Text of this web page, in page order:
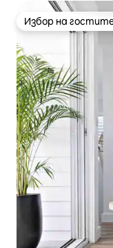
Избор на
Избор на